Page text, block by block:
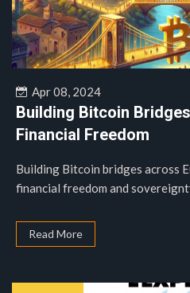
Apr 08, 2024
Building Bitcoin
Financial Freedom
Building Bitcoin bridges across
financial freedom and
Read More